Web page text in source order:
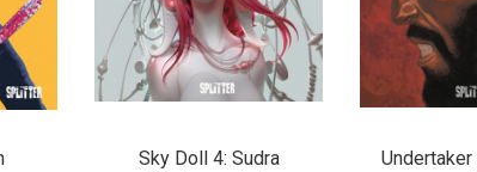
Sky Doll 4: Sudra